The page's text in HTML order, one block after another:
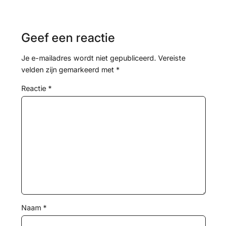
Geef een reactie
Je e-mailadres wordt niet gepubliceerd. Vereiste
velden zijn gemarkeerd met *
Reactie *
Naam *